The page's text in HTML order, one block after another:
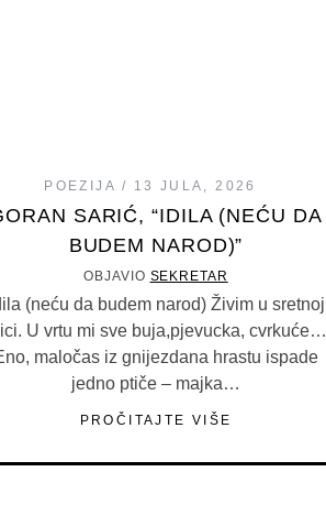
POEZIJA 13 JULA, 2026
SARIĆ, “IDILA (NEĆU DA
BUDEM NAROD)”
OBJAVIO SEKRETAR
(neću da budem narod) Živim u sretnoj
U vrtu mi sve buja,pjevucka, cvrkuće…
maločas iz gnijezdana hrastu ispade
jedno ptiče – majka…
PROČITAJTE VIŠE